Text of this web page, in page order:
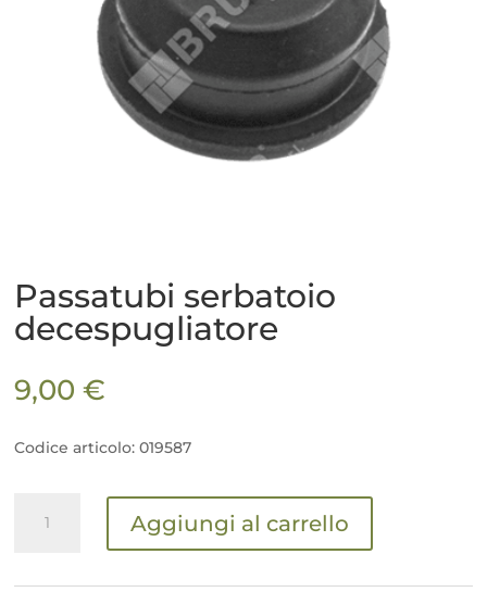
Passatubi serbatoio
decespugliatore
9,00€
Codice articolo: 019587
serbatoio
decespugliatore
Aggiungi al carrello